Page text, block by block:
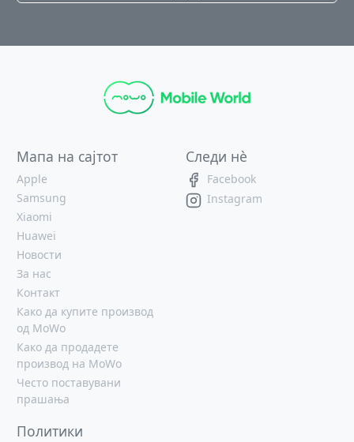
Мапа на сајтот
Apple
Samsung
Xiaomi
Huawei
Новости
За нас
Контакт
Како да купите производ
од MoWo
Како да продадете
производ на MoWo
Често поставувани
прашања
Политики
Следи нè
Facebook
Instagram